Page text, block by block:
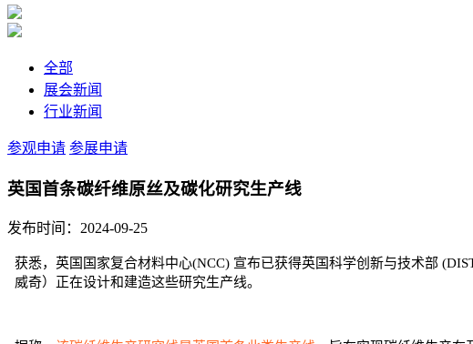
全部
展会新闻
行业新闻
参观申请 参展申请
英国首条碳纤维原丝及碳化研究生产线
发布时间：2024-09-25
获悉，英国国家复合材料中心(NCC) 宣布已获得英国科学创新与技术部
威奇）正在设计和建造这些研究生产线。